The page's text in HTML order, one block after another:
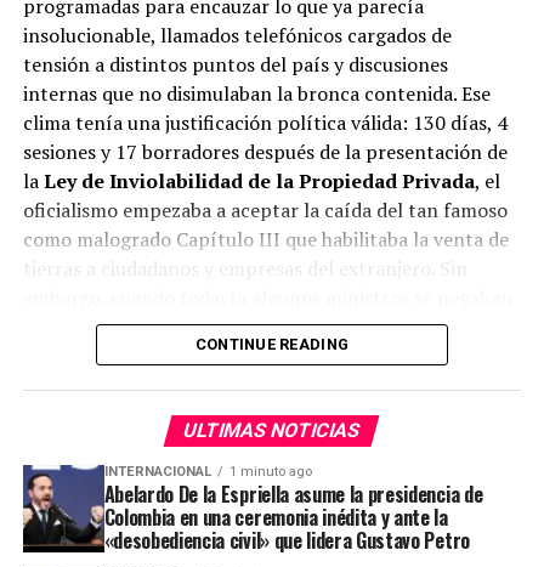
programadas para encauzar lo que ya parecía
insolucionable, llamados telefónicos cargados de
tensión a distintos puntos del país y discusiones
internas que no disimulaban la bronca contenida. Ese
clima tenía una justificación política válida: 130 días, 4
sesiones y 17 borradores después de la presentación de
laLey de Inviolabilidad de la Propiedad Privada, el
oficialismo empezaba a aceptar la caída del tan famoso
como malogrado Capítulo III que habilitaba la venta de
tierras a ciudadanos y empresas del extranjero. Sin
a digerir esa realidad, el grito de un funcionario de
primerísimo nivel presagió el peor final.
-¡Cerramos la grieta! ¡No se puede creer, esto es una
cosa de locos! Listo, cerremos todo…
ADVERTISEMENT
CONTINUE READING
ULTIMAS NOTICIAS
INTERNACIONAL 1 minuto ago
Abelardo De la Espriella asume la presidencia de
Colombia en una ceremonia inédita y ante la
«desobediencia civil» que lidera Gustavo Petro